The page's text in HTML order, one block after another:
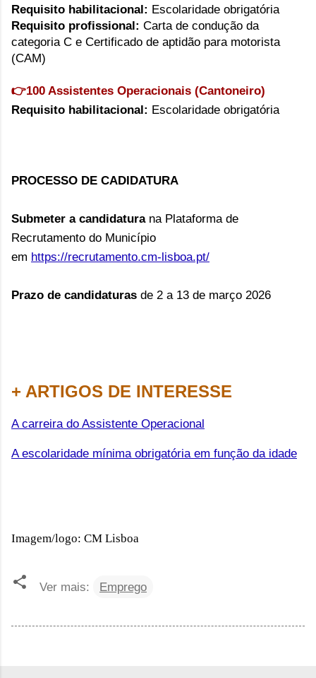
Requisito habilitacional: Escolaridade obrigatória
Requisito profissional: Carta de condução da
categoria C e Certificado de aptidão para motorista
(CAM)
👉100 Assistentes Operacionais (Cantoneiro)
Requisito habilitacional: Escolaridade obrigatória
PROCESSO DE CADIDATURA
Submeter a candidaturana Plataforma de
Recrutamento do Município
em https://recrutamento.cm-lisboa.pt/
Prazo de candidaturas de 2 a 13 de março 2026
+ ARTIGOS DE INTERESSE
A carreira do Assistente Operacional
A escolaridade mínima obrigatória em função da idade
Imagem/logo: CM Lisboa
Ver mais: Emprego